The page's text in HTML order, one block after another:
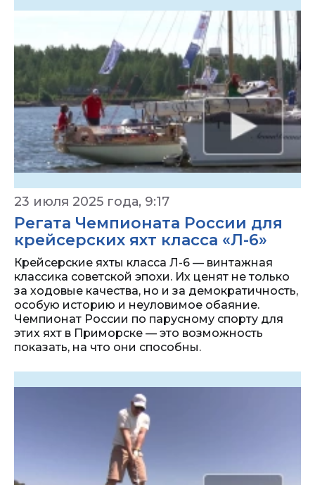
23 июля 2025 года, 9:17
Регата Чемпионата России для
крейсерских яхт класса «Л-6»
Крейсерские яхты класса Л-6 — винтажная
классика советской эпохи. Их ценят не только
за ходовые качества, но и за демократичность,
особую историю и неуловимое обаяние.
Чемпионат России по парусному спорту для
этих яхт в Приморске — это возможность
показать, на что они способны.